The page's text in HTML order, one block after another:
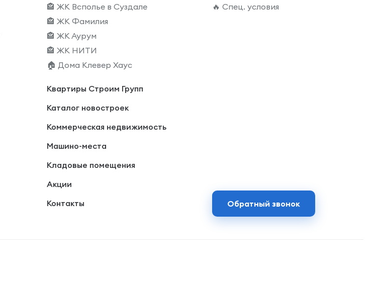
🏤 ЖК Всполье в Суздале
🏤 ЖК Фамилия
🏤 ЖК Аурум
🏤 ЖК НИТИ
🏠 Дома Клевер Хаус
Квартиры Строим Групп
Каталог новостроек
Коммерческая недвижимость
Машино-места
Кладовые помещения
Акции
Контакты
🔥 Спец. условия
Обратный звонок